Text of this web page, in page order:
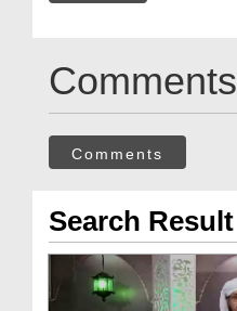
Comments
Comments
Search Result